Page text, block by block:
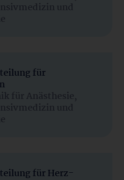
und
für
für Anästhesie,
und
für Herz-